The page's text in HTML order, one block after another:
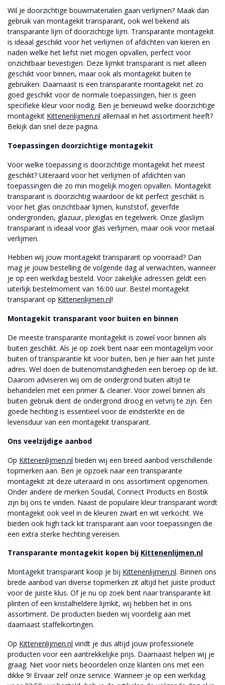
Wil je doorzichtige bouwmaterialen gaan verlijmen? Maak dan
gebruik van montagekit transparant, ook wel bekend als
transparante lijm of doorzichtige lijm. Transparante montagekit
is ideaal geschikt voor het verlijmen of afdichten van kieren en
naden welke het liefst niet mogen opvallen, perfect voor
onzichtbaar bevestigen. Deze lijmkit transparant is niet alleen
geschikt voor binnen, maar ook als montagekit buiten te
gebruiken. Daarnaast is een transparante montagekit net zo
goed geschikt voor de normale toepassingen, hier is geen
specifieke kleur voor nodig. Ben je benieuwd welke doorzichtige
montagekit Kittenenlijmen.nl allemaal in het assortiment heeft?
Bekijk dan snel deze pagina.
Toepassingen doorzichtige montagekit
Voor welke toepassing is doorzichtige montagekit het meest
geschikt? Uiteraard voor het verlijmen of afdichten van
toepassingen die zo min mogelijk mogen opvallen. Montagekit
transparant is doorzichtig waardoor de kit perfect geschikt is
voor het glas onzichtbaar lijmen, kunststof, geverfde
ondergronden, glazuur, plexiglas en tegelwerk. Onze glaslijm
transparant is ideaal voor glas verlijmen, maar ook voor metaal
verlijmen.
Hebben wij jouw montagekit transparant op voorraad? Dan
mag je jouw bestelling de volgende dag al verwachten, wanneer
je op een werkdag besteld. Voor zakelijke adressen geldt een
uiterlijk bestelmoment van 16:00 uur. Bestel montagekit
transparant op Kittenenlijmen.nl!
Montagekit transparant voor buiten en binnen
De meeste transparante montagekit is zowel voor binnen als
buiten geschikt. Als je op zoek bent naar een montagelijm voor
buiten of transparantie kit voor buiten, ben je hier aan het juiste
adres. Wel doen de buitenomstandigheden een beroep op de kit.
Daarom adviseren wij om de ondergrond buiten altijd te
behandelen met een primer & cleaner. Voor zowel binnen als
buiten gebruik dient de ondergrond droog en vetvrij te zijn. Een
goede hechting is essentieel voor de eindsterkte en de
levensduur van een montagekit transparant.
Ons veelzijdige aanbod
Op Kittenenlijmen.nl bieden wij een breed aanbod verschillende
topmerken aan. Ben je opzoek naar een transparante
montagekit zit deze uiteraard in ons assortiment opgenomen.
Onder andere de merken Soudal, Connect Products en Bostik
zijn bij ons te vinden. Naast de populaire kleur transparant wordt
montagekit ook veel in de kleuren zwart en wit verkocht. We
bieden ook high tack kit transparant aan voor toepassingen die
een extra sterke hechting vereisen.
Transparante montagekit kopen bij Kittenenlijmen.nl
Montagekit transparant koop je bij Kittenenlijmen.nl. Binnen ons
brede aanbod van diverse topmerken zit altijd het juiste product
voor de juiste klus. Of je nu op zoek bent naar transparante kit
plinten of een kristalheldere lijmkit, wij hebben het in ons
assortiment. De producten bieden wij voordelig aan met
daarnaast staffelkortingen.
Op Kittenenlijmen.nl vindt je dus altijd jouw professionele
producten voor een aantrekkelijke prijs. Daarnaast helpen wij je
graag. Niet voor niets beoordelen onze klanten ons met een
dikke 9! Ervaar zelf onze service. Wanneer je op een werkdag